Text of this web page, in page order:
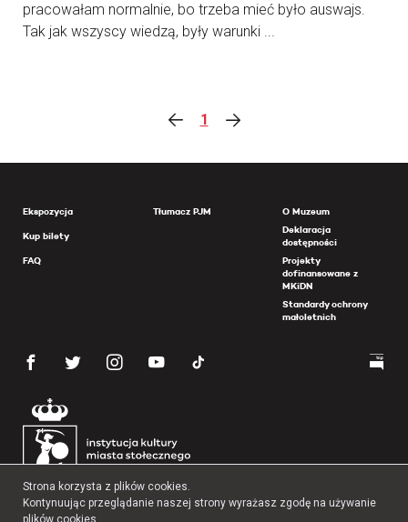
pracowałam normalnie, bo trzeba mieć było auswajs.
Tak jak wszyscy wiedzą, były warunki ...
1
Ekspozycja
Kup bilety
FAQ
Tłumacz PJM
O Muzeum
Deklaracja
dostępności
Projekty
dofinansowane z
MKiDN
Standardy ochrony
małoletnich
Strona korzysta z plików cookies.
Kontynuując przeglądanie naszej strony wyrażasz zgodę na używanie
plików cookies.